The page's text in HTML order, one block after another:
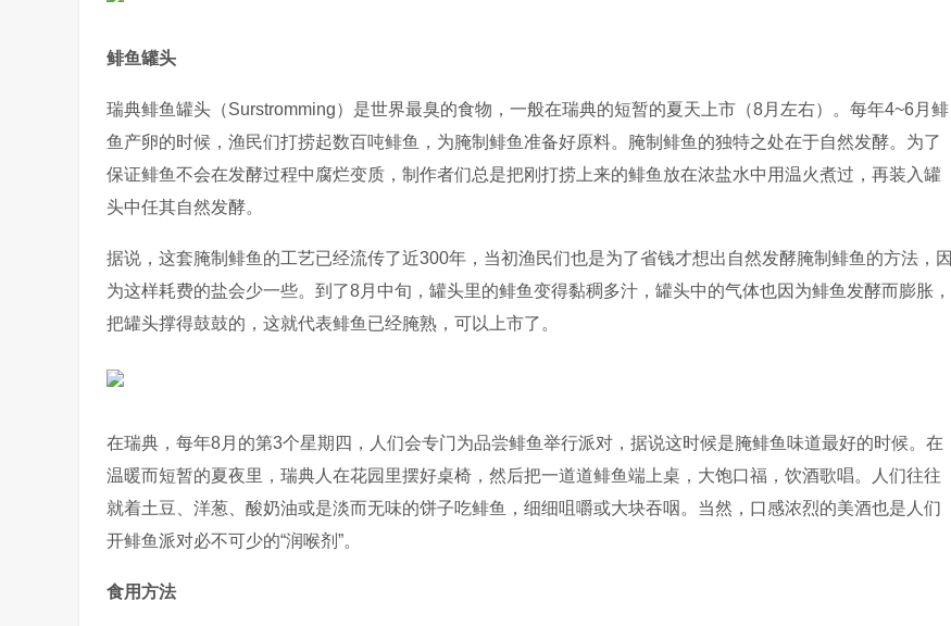
鲱鱼罐头
瑞典鲱鱼罐头（Surstromming）是世界最臭的食物，一般在瑞典的短暂的夏天上市（8月左右）。每年4~6月鲱
鱼产卵的时候，渔民们打捞起数百吨鲱鱼，为腌制鲱鱼准备好原料。腌制鲱鱼的独特之处在于自然发酵。为了
保证鲱鱼不会在发酵过程中腐烂变质，制作者们总是把刚打捞上来的鲱鱼放在浓盐水中用温火煮过，再装入罐
头中任其自然发酵。
据说，这套腌制鲱鱼的工艺已经流传了近300年，当初渔民们也是为了省钱才想出自然发酵腌制鲱鱼的方法，因
为这样耗费的盐会少一些。到了8月中旬，罐头里的鲱鱼变得黏稠多汁，罐头中的气体也因为鲱鱼发酵而膨胀，
把罐头撑得鼓鼓的，这就代表鲱鱼已经腌熟，可以上市了。
在瑞典，每年8月的第3个星期四，人们会专门为品尝鲱鱼举行派对，据说这时候是腌鲱鱼味道最好的时候。在
温暖而短暂的夏夜里，瑞典人在花园里摆好桌椅，然后把一道道鲱鱼端上桌，大饱口福，饮酒歌唱。人们往往
就着土豆、洋葱、酸奶油或是淡而无味的饼子吃鲱鱼，细细咀嚼或大块吞咽。当然，口感浓烈的美酒也是人们
开鲱鱼派对必不可少的“润喉剂”。
食用方法